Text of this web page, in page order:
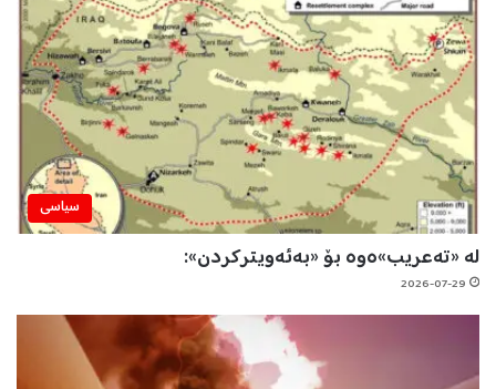
سیاسی
لە «تەعریب»ەوە بۆ «بەئەویترکردن»:
2026-07-29